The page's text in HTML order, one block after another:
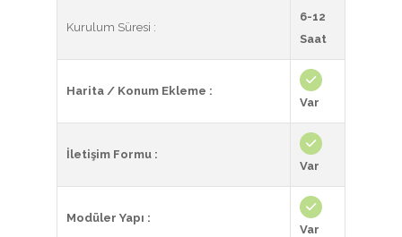
Kurulum Süresi :
6-12
Saat
Harita / Konum Ekleme :
Var
İletişim Formu :
Var
Modüler Yapı :
Var